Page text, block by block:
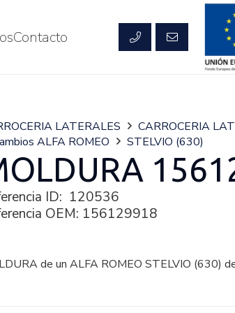
Contacto
LATERALES
CARROCERIA
ALFA ROMEO
STELVIO (630)
ID: 120536
OEM: 156129918
de un ALFA ROMEO STELVIO (630)